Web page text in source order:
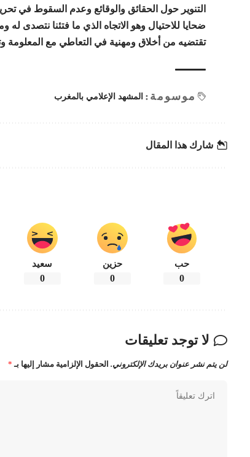
التنوير حول الحقائق والوقائع وعدم السقوط في
ضحايا للاحتيال وهو الاتجاه الذي ما فتئنا نتصدى
تقتضيه من أخلاق ومهنية في التعاطي مع المعلومة
موسومة: المشهد الإعلامي بالمغرب
شارك هذا المقال
حب
0
حزين
0
سعيد
0
لا توجد تعليقات
لن يتم نشر عنوان بريدك الإلكتروني. الحقول الإلزامية مشار إليها بـ *